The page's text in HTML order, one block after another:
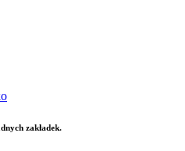
zakładek.